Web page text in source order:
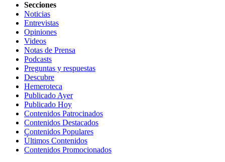
Secciones
Noticias
Entrevistas
Opiniones
Videos
Notas de Prensa
Podcasts
Preguntas y respuestas
Descubre
Hemeroteca
Publicado Ayer
Publicado Hoy
Contenidos Patrocinados
Contenidos Destacados
Contenidos Populares
Últimos Contenidos
Contenidos Promocionados